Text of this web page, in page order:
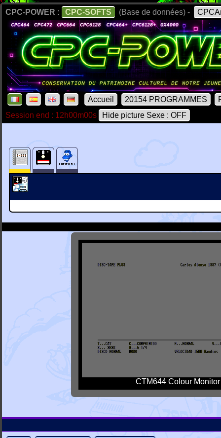
CPC-POWER : CPC-SOFTS (Base de données) -
Accueil 20154 PROGRAMMES
Session end : 12h00m00s
Hide picture Sexe : OFF
CTM644 Colour Monitor